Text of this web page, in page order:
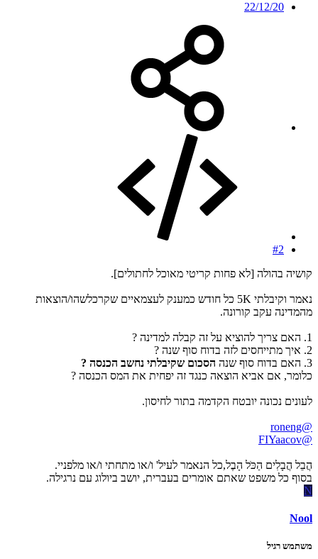
22/12/20
#2
קושיה בהולה [לא פחות קריטי מאוכל לחתולים].
נאמר וקיבלתי 5K כל חודש כמענק לעצמאיים שקרכלשהו/הוצאות
מהמדינה עקב קורונה.
1. האם צריך להוציא על זה קבלה למדינה ?
2. איך מתייחסים לזה בדוח סוף שנה ?
3. האם בדוח סוף שנה
הסכום שקיבלתי נחשב הכנסה ?
כלומר, אם אביא הוצאה כנגד זה יפחית את המס הכנסה ?
לעונים נכונה יובטח הקדמה בתור לחיסון.
@roneng
@FIYaacov
הֲבֵל הֲבָלִים הַכֹּל הָבֶל,כל הנאמר לעיל' ו/או מתחתי ו/או מלפניי.
בסוף כל משפט שאתם אומרים בעברית, יושב ביולוג עם נרגילה.
N
Nool
משתמש רגיל